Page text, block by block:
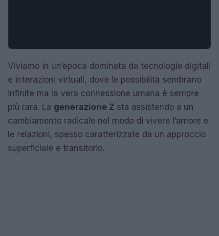
Viviamo in un’epoca dominata da tecnologie digitali
e interazioni virtuali, dove le possibilità sembrano
infinite ma la vera connessione umana è sempre
più rara. La generazione Z sta assistendo a un
cambiamento radicale nel modo di vivere l’amore e
le relazioni, spesso caratterizzate da un approccio
superficiale e transitorio.